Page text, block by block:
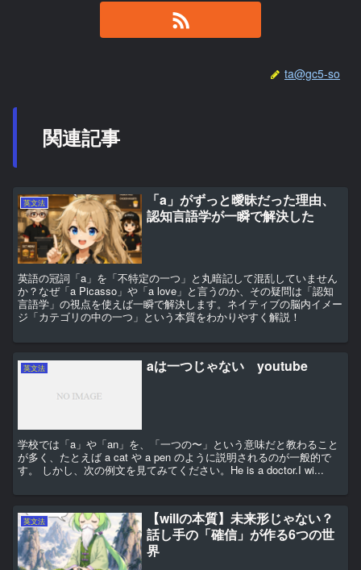
ta@gc5-so
関連記事
英文法
「a」がずっと曖昧だった理由、
認知言語学が一瞬で解決した
英語の冠詞「a」を「不特定の一つ」と丸暗記して混乱していません
か？なぜ「a Picasso」や「a love」と言うのか、その疑問は「認知
言語学」の視点を使えば一瞬で解決します。ネイティブの脳内イメー
ジ「カテゴリの中の一つ」という本質をわかりやすく解説！
英文法 aは一つじゃない youtube
学校では「a」や「an」を、「一つの〜」という意味だと教わること
が多く、たとえば a cat や a pen のように説明されるのが一般的で
す。 しかし、次の例文を見てみてください。He is a doctor.I wi...
英文法
【willの本質】未来形じゃない？
話し手の「確信」が作る6つの世
界